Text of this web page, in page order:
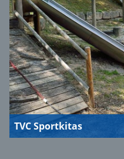
TVC Sportkitas